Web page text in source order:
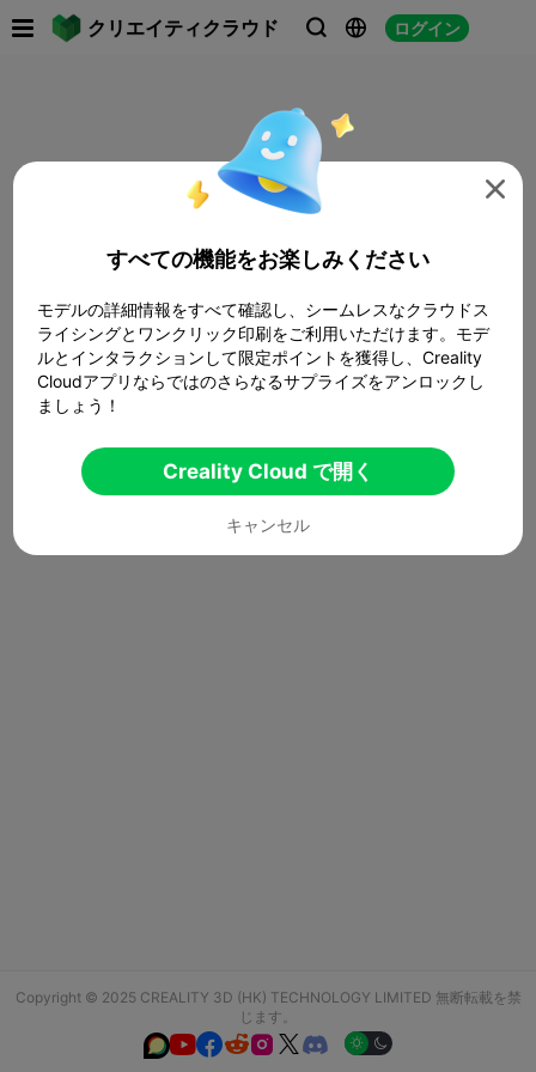
クリエイティクラウド   ログイン
Copyright © 2025 CREALITY 3D (HK) TECHNOLOGY LIMITED 無断転載を禁
じます。
  

すべての機能をお楽しみください
モデルの詳細情報をすべて確認し、シームレスなクラウドス
ライシングとワンクリック印刷をご利用いただけます。モデ
ルとインタラクションして限定ポイントを獲得し、Creality
Cloudアプリならではのさらなるサプライズをアンロックし
ましょう！
Creality Cloud で開く
キャンセル